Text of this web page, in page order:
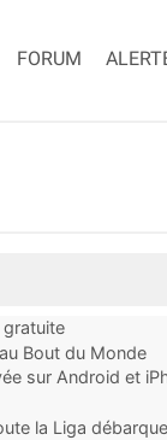
FORUM
gratuite
Bout du Monde
sur Android et
la Liga